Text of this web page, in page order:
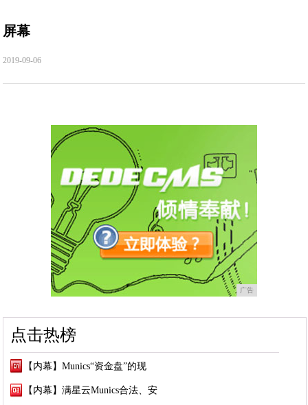
屏幕
2019-09-06
广告
点击热榜
【内幕】Munics“资金盘”的现
【内幕】满星云Munics合法、安